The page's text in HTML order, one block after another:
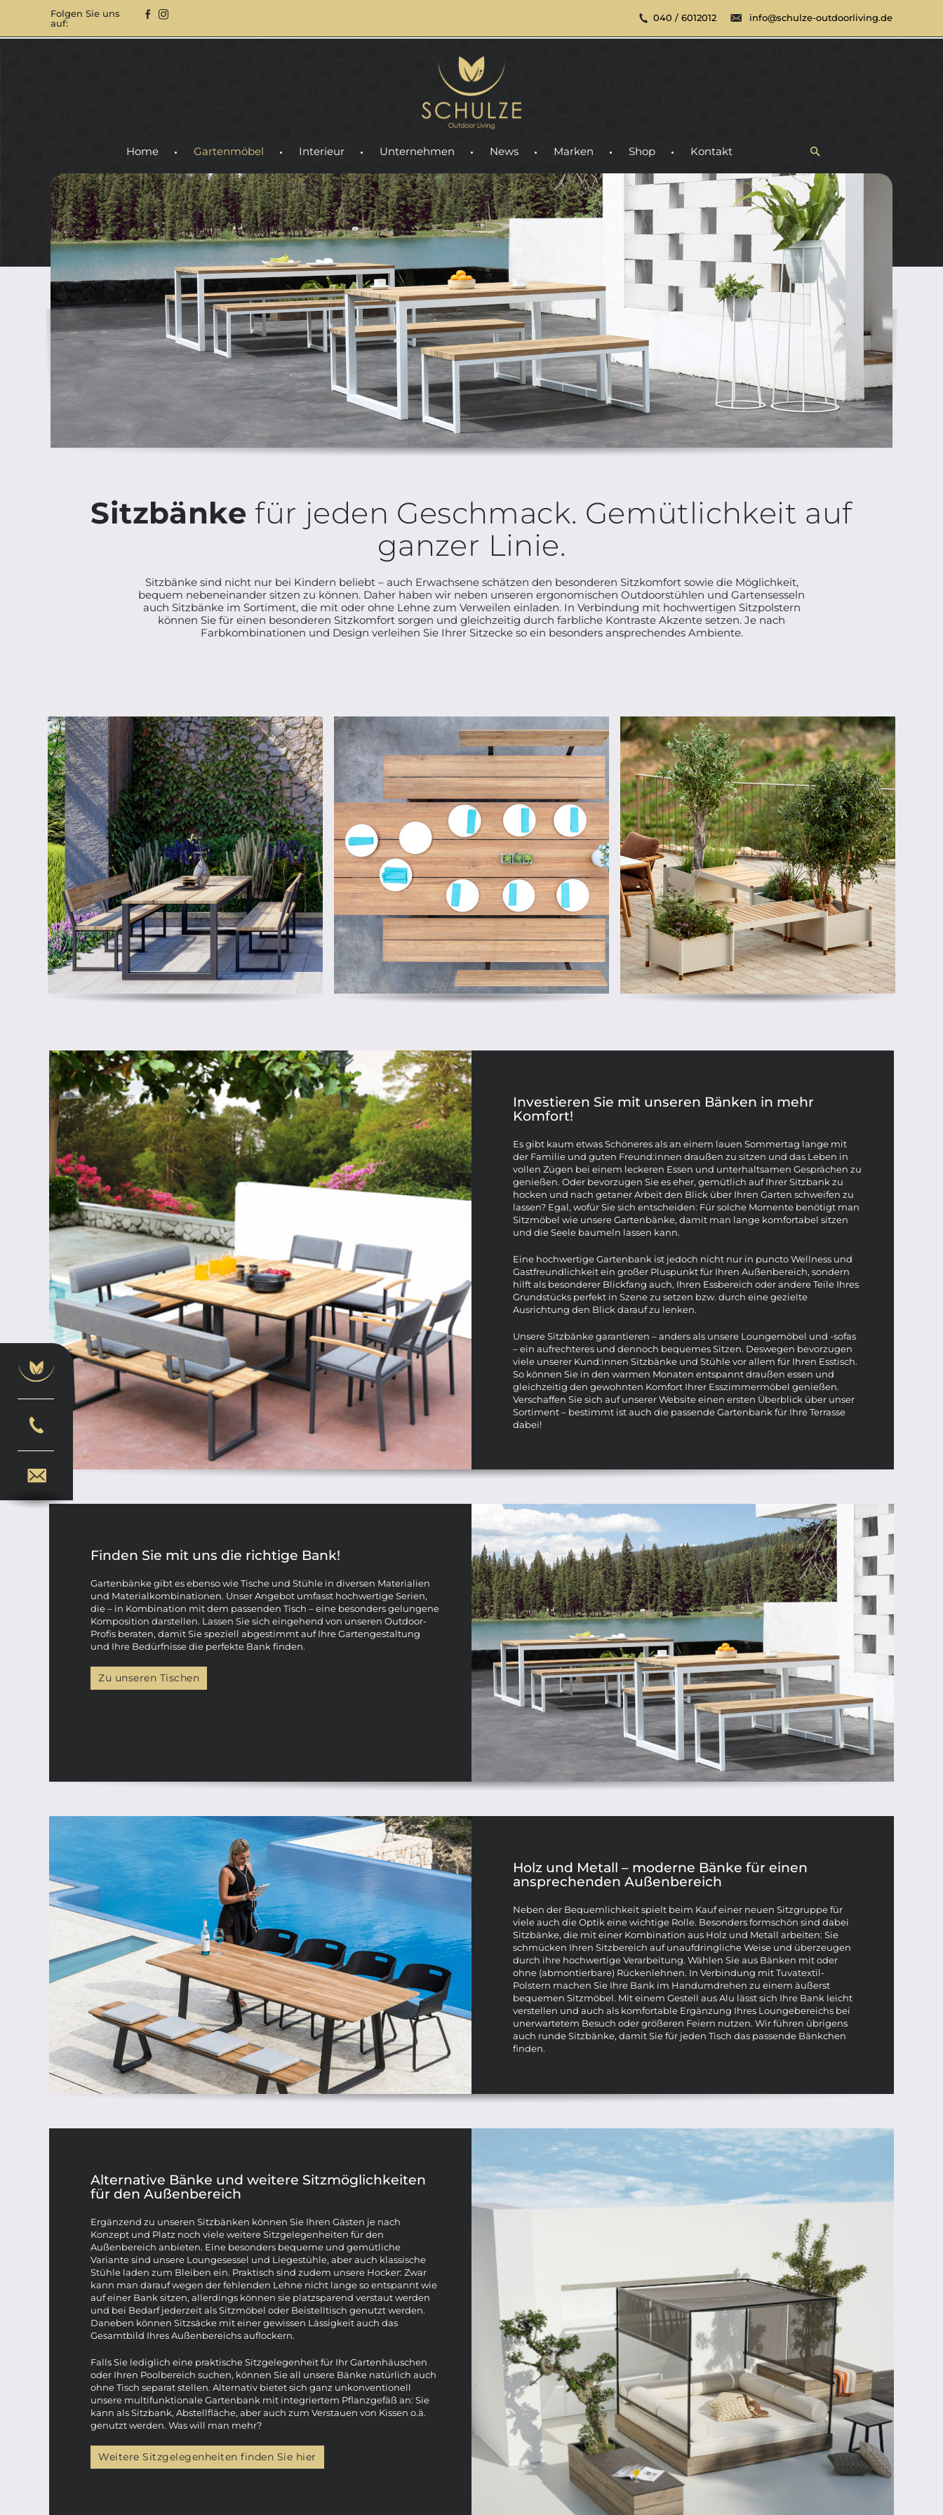
Folgen Sie uns
auf:
040 / 6012012 info@schulze-outdoorliving.de
Home Gartenmöbel Interieur Unternehmen News Marken Shop Kontakt
Sitzbänke für jeden Geschmack. Gemütlichkeit auf
ganzer Linie.
Sitzbänke sind nicht nur bei Kindern beliebt – auch Erwachsene schätzen den besonderen Sitzkomfort sowie die Möglichkeit,
bequem nebeneinander sitzen zu können. Daher haben wir neben unseren ergonomischen Outdoorstühlen und Gartensesseln
auch Sitzbänke im Sortiment, die mit oder ohne Lehne zum Verweilen einladen. In Verbindung mit hochwertigen Sitzpolstern
können Sie für einen besonderen Sitzkomfort sorgen und gleichzeitig durch farbliche Kontraste Akzente setzen. Je nach
Farbkombinationen und Design verleihen Sie Ihrer Sitzecke so ein besonders ansprechendes Ambiente.
ab
ab
ab
Investieren Sie mit unseren Bänken in mehr
Komfort!
Es gibt kaum etwas Schöneres als an einem lauen Sommertag lange mit
der Familie und guten Freund:innen draußen zu sitzen und das Leben in
vollen Zügen bei einem leckeren Essen und unterhaltsamen Gesprächen zu
genießen. Oder bevorzugen Sie es eher, gemütlich auf Ihrer Sitzbank zu
hocken und nach getaner Arbeit den Blick über Ihren Garten schweifen zu
lassen? Egal, wofür Sie sich entscheiden: Für solche Momente benötigt man
Sitzmöbel wie unsere Gartenbänke, damit man lange komfortabel sitzen
und die Seele baumeln lassen kann.
Eine hochwertige Gartenbank ist jedoch nicht nur in puncto Wellness und
Gastfreundlichkeit ein großer Pluspunkt für Ihren Außenbereich, sondern
hilft als besonderer Blickfang auch, Ihren Essbereich oder andere Teile Ihres
Grundstücks perfekt in Szene zu setzen bzw. durch eine gezielte
Ausrichtung den Blick darauf zu lenken.
Unsere Sitzbänke garantieren – anders als unsere Loungemöbel und -sofas
– ein aufrechteres und dennoch bequemes Sitzen. Deswegen bevorzugen
viele unserer Kund:innen Sitzbänke und Stühle vor allem für Ihren Esstisch.
So können Sie in den warmen Monaten entspannt draußen essen und
gleichzeitig den gewohnten Komfort Ihrer Esszimmermöbel genießen.
Verschaffen Sie sich auf unserer Website einen ersten Überblick über unser
Sortiment – bestimmt ist auch die passende Gartenbank für Ihre Terrasse
dabei!
Finden Sie mit uns die richtige Bank!
Gartenbänke gibt es ebenso wie Tische und Stühle in diversen Materialien
und Materialkombinationen. Unser Angebot umfasst hochwertige Serien,
die – in Kombination mit dem passenden Tisch – eine besonders gelungene
Komposition darstellen. Lassen Sie sich eingehend von unseren Outdoor-
Profis beraten, damit Sie speziell abgestimmt auf Ihre Gartengestaltung
und Ihre Bedürfnisse die perfekte Bank finden.
Zu unseren Tischen
Holz und Metall – moderne Bänke für einen
ansprechenden Außenbereich
Neben der Bequemlichkeit spielt beim Kauf einer neuen Sitzgruppe für
viele auch die Optik eine wichtige Rolle. Besonders formschön sind dabei
Sitzbänke, die mit einer Kombination aus Holz und Metall arbeiten: Sie
schmücken Ihren Sitzbereich auf unaufdringliche Weise und überzeugen
durch ihre hochwertige Verarbeitung. Wählen Sie aus Bänken mit oder
ohne (abmontierbare) Rückenlehnen. In Verbindung mit Tuvatextil-
Polstern machen Sie Ihre Bank im Handumdrehen zu einem äußerst
bequemen Sitzmöbel. Mit einem Gestell aus Alu lässt sich Ihre Bank leicht
verstellen und auch als komfortable Ergänzung Ihres Loungebereichs bei
unerwartetem Besuch oder größeren Feiern nutzen. Wir führen übrigens
auch runde Sitzbänke, damit Sie für jeden Tisch das passende Bänkchen
finden.
Alternative Bänke und weitere Sitzmöglichkeiten
für den Außenbereich
Ergänzend zu unseren Sitzbänken können Sie Ihren Gästen je nach
Konzept und Platz noch viele weitere Sitzgelegenheiten für den
Außenbereich anbieten. Eine besonders bequeme und gemütliche
Variante sind unsere Loungesessel und Liegestühle, aber auch klassische
Stühle laden zum Bleiben ein. Praktisch sind zudem unsere Hocker: Zwar
kann man darauf wegen der fehlenden Lehne nicht lange so entspannt wie
auf einer Bank sitzen, allerdings können sie platzsparend verstaut werden
und bei Bedarf jederzeit als Sitzmöbel oder Beistelltisch genutzt werden.
Daneben können Sitzsäcke mit einer gewissen Lässigkeit auch das
Gesamtbild Ihres Außenbereichs auflockern.
Falls Sie lediglich eine praktische Sitzgelegenheit für Ihr Gartenhäuschen
oder Ihren Poolbereich suchen, können Sie all unsere Bänke natürlich auch
ohne Tisch separat stellen. Alternativ bietet sich ganz unkonventionell
unsere multifunktionale Gartenbank mit integriertem Pflanzgefäß an: Sie
kann als Sitzbank, Abstellfläche, aber auch zum Verstauen von Kissen o.ä.
genutzt werden. Was will man mehr?
Weitere Sitzgelegenheiten finden Sie hier